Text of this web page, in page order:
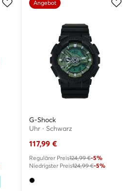
Angebot
G-Shock
Uhr · Schwarz
117,99 €
Regulärer Preis124,99 €-5%
Niedrigster Preis124,99 €-5%